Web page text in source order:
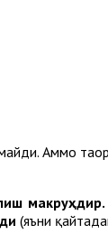
Аммо
(яъни